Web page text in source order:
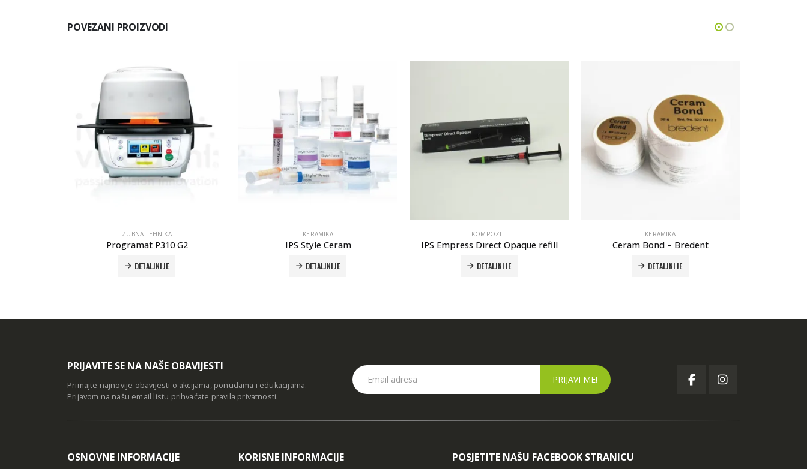
POVEZANI PROIZVODI
ZUBNA TEHNIKA
Programat P310 G2
DETALJNIJE
KERAMIKA
IPS Style Ceram
DETALJNIJE
KOMPOZITI
IPS Empress Direct Opaque refill
DETALJNIJE
KERAMIKA
Ceram Bond – Bredent
DETALJNIJE
PRIJAVITE SE NA NAŠE OBAVIJESTI
Primajte najnovije obavijesti o akcijama, ponudama i edukacijama.
Prijavom na našu email listu prihvaćate pravila privatnosti.
OSNOVNE INFORMACIJE KORISNE INFORMACIJE POSJETITE NAŠU FACEBOOK STRANICU